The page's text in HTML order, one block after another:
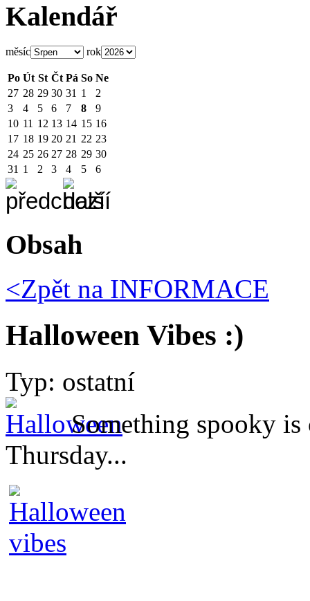
Kalendář
měsíc rok
Po Út St Čt Pá So Ne
27 28 29 30 31 1
2
3
4 5 6 7 8
9
10 11 12 13 14 15 16
17 18 19 20 21 22 23
24 25 26 27 28 29 30
31 1 2 3 4 5 6
Obsah
<Zpět na INFORMACE
Halloween Vibes :)
Typ: ostatní
Something spooky
Thursday...